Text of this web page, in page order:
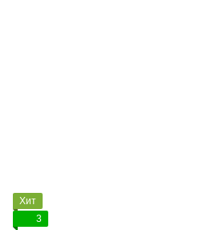
Хит
3